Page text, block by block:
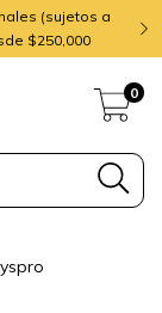
(sujetos a
$250,000
0